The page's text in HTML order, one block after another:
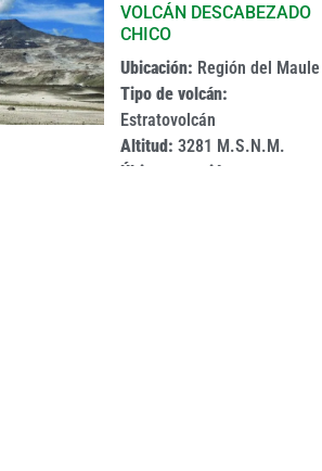
VOLCÁN DESCABEZADO
CHICO
Ubicación: Región del Maule
Tipo de volcán:
Estratovolcán
Altitud: 3281 M.S.N.M.
Última erupción: